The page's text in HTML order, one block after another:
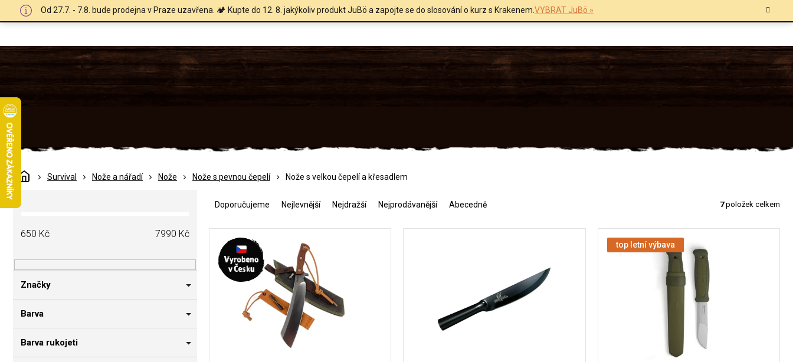
Od 27.7. - 7.8. bude prodejna v Praze uzavřena. 🏕️ Kupte do 12. 8. jakýkoliv produkt JuBö a zapojte se do slosování o kurz s Krakenem.VYBRAT JuBö »
DomůSurvival Nože a nářadí Nože Nože s pevnou čepelí Nože s velkou čepelí a křesadlem
P
o
a
n
í
a
650 Kč 7990 Kč
Značky
Barva
Barva rukojeti
e
Doporučujeme Nejlevnější Nejdražší Nejprodávanější Abecedně 7položek celkem
top letní výbava